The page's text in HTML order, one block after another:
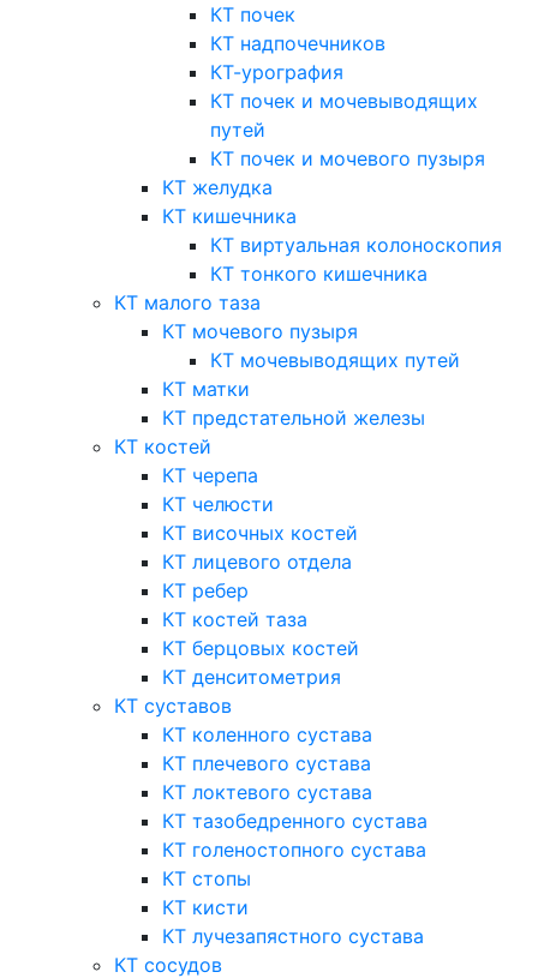
КТ почек
КТ надпочечников
КТ-урография
КТ почек и мочевыводящих
путей
КТ почек и мочевого пузыря
КТ желудка
КТ кишечника
КТ виртуальная колоноскопия
КТ тонкого кишечника
КТ малого таза
КТ мочевого пузыря
КТ мочевыводящих путей
КТ матки
КТ предстательной железы
КТ костей
КТ черепа
КТ челюсти
КТ височных костей
КТ лицевого отдела
КТ ребер
КТ костей таза
КТ берцовых костей
КТ денситометрия
КТ суставов
КТ коленного сустава
КТ плечевого сустава
КТ локтевого сустава
КТ тазобедренного сустава
КТ голеностопного сустава
КТ стопы
КТ кисти
КТ лучезапястного сустава
КТ сосудов